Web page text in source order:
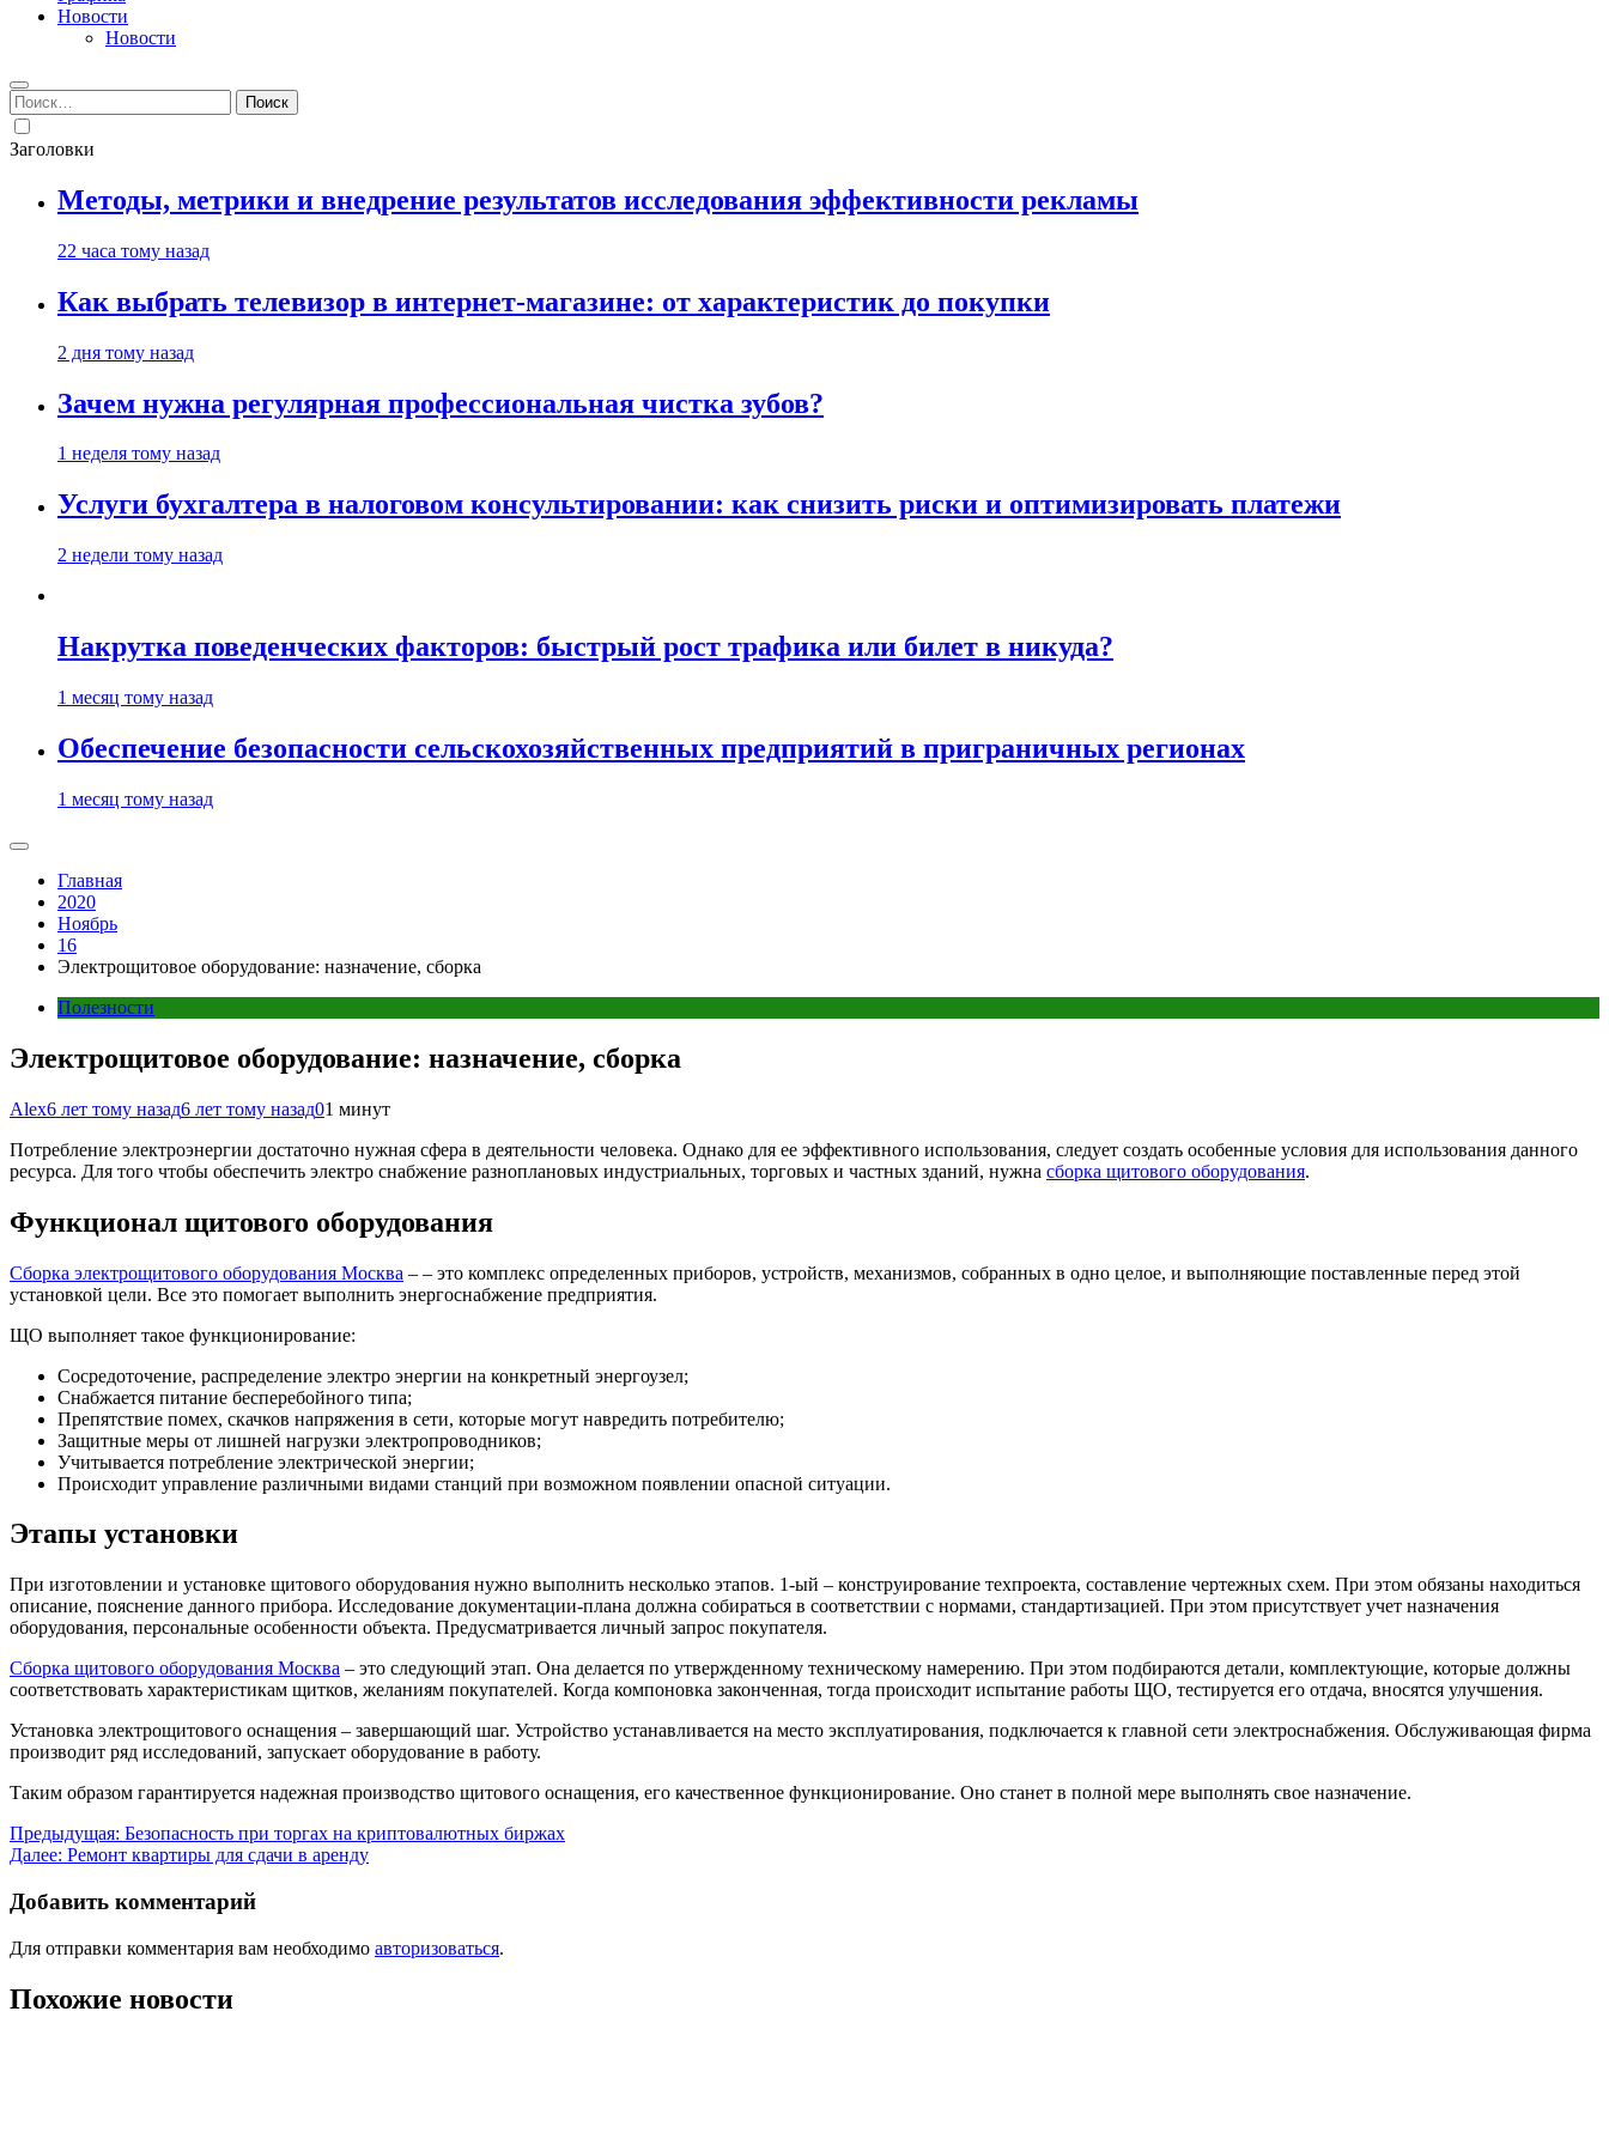
Новости
Новости
Найти:
Заголовки
Методы, метрики и внедрение результатов исследования эффективности рекламы
22 часа тому назад
Как выбрать телевизор в интернет-магазине: от характеристик до покупки
2 дня тому назад
Зачем нужна регулярная профессиональная чистка зубов?
1 неделя тому назад
Услуги бухгалтера в налоговом консультировании: как снизить риски и оптимизировать платежи
2 недели тому назад
Накрутка поведенческих факторов: быстрый рост трафика или билет в никуда?
1 месяц тому назад
Обеспечение безопасности сельскохозяйственных предприятий в приграничных регионах
1 месяц тому назад
Главная
2020
Ноябрь
16
Электрощитовое оборудование: назначение, сборка
Полезности
Электрощитовое оборудование: назначение, сборка
Alex6 лет тому назад6 лет тому назад01 минут
Потребление электроэнергии достаточно нужная сфера в деятельности человека. Однако для ее эффективного использования, следует создать особенные условия для использования данного
ресурса. Для того чтобы обеспечить электро снабжение разноплановых индустриальных, торговых и частных зданий, нужна сборка щитового оборудования.
Функционал щитового оборудования
Сборка электрощитового оборудования Москва – – это комплекс определенных приборов, устройств, механизмов, собранных в одно целое, и выполняющие поставленные перед этой
установкой цели. Все это помогает выполнить энергоснабжение предприятия.
ЩО выполняет такое функционирование:
Сосредоточение, распределение электро энергии на конкретный энергоузел;
Снабжается питание бесперебойного типа;
Препятствие помех, скачков напряжения в сети, которые могут навредить потребителю;
Защитные меры от лишней нагрузки электропроводников;
Учитывается потребление электрической энергии;
Происходит управление различными видами станций при возможном появлении опасной ситуации.
Этапы установки
При изготовлении и установке щитового оборудования нужно выполнить несколько этапов. 1-ый – конструирование техпроекта, составление чертежных схем. При этом обязаны находиться
описание, пояснение данного прибора. Исследование документации-плана должна собираться в соответствии с нормами, стандартизацией. При этом присутствует учет назначения
оборудования, персональные особенности объекта. Предусматривается личный запрос покупателя.
Сборка щитового оборудования Москва – это следующий этап. Она делается по утвержденному техническому намерению. При этом подбираются детали, комплектующие, которые должны
соответствовать характеристикам щитков, желаниям покупателей. Когда компоновка законченная, тогда происходит испытание работы ЩО, тестируется его отдача, вносятся улучшения.
Установка электрощитового оснащения – завершающий шаг. Устройство устанавливается на место эксплуатирования, подключается к главной сети электроснабжения. Обслуживающая фирма
производит ряд исследований, запускает оборудование в работу.
Таким образом гарантируется надежная производство щитового оснащения, его качественное функционирование. Оно станет в полной мере выполнять свое назначение.
Навигация
по
записям
Предыдущая: Безопасность при торгах на криптовалютных биржах
Далее: Ремонт квартиры для сдачи в аренду
Добавить комментарий
Для отправки комментария вам необходимо авторизоваться.
Похожие новости